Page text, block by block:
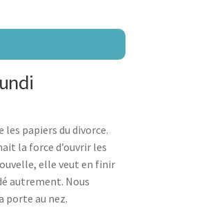
les papiers du divorce.
la force d’ouvrir les
elle veut en finir
autrement. Nous
porte au nez.